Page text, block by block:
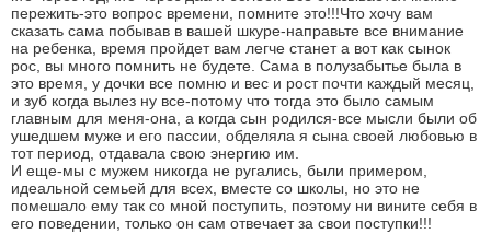
пережить-это вопрос времени, помните это!!!Что хочу вам
сказать сама побывав в вашей шкуре-направьте все внимание
на ребенка, время пройдет вам легче станет а вот как сынок
рос, вы много помнить не будете. Сама в полузабытье была в
это время, у дочки все помню и вес и рост почти каждый месяц,
и зуб когда вылез ну все-потому что тогда это было самым
главным для меня-она, а когда сын родился-все мысли были об
ушедшем муже и его пассии, обделяла я сына своей любовью в
тот период, отдавала свою энергию им.
И еще-мы с мужем никогда не ругались, были примером,
идеальной семьей для всех, вместе со школы, но это не
помешало ему так со мной поступить, поэтому ни вините себя в
его поведении, только он сам отвечает за свои поступки!!!